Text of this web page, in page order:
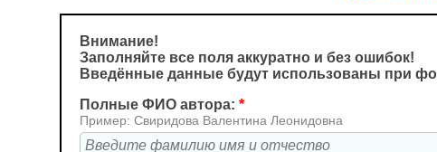
Внимание!
Заполняйте все поля аккуратно и без ошибок!
Введённые данные будут использованы при
Полные ФИО автора: *
Пример: Свиридова Валентина Леонидовна